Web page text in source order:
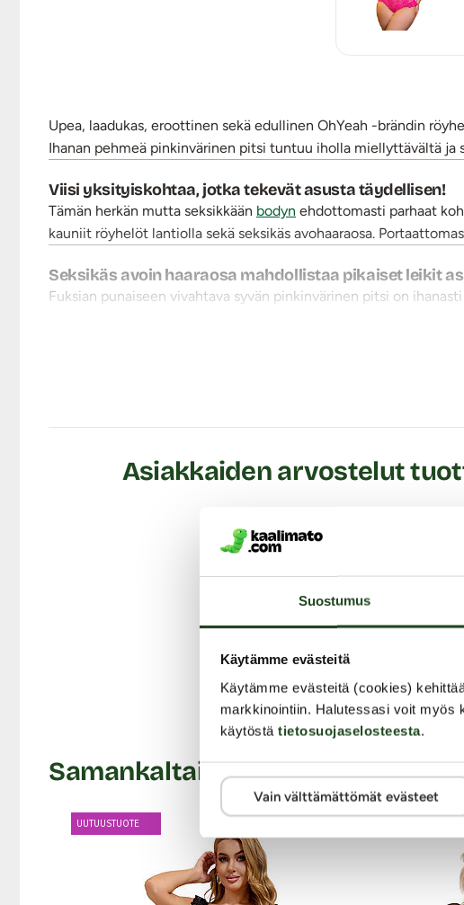
Suostumus
Käytämme evästeitä
Käytämme evästeitä (cookies)
markkinointiin. Halutessasi voit myös
käytöstä tietosuojaselosteesta.
Vain välttämättömät evästeet
Upea, laadukas, eroottinen sekä edullinen OhYeah -brändin
Ihanan pehmeä pinkinvärinen pitsi tuntuu iholla miellyttävältä
Viisi yksityiskohtaa, jotka tekevät asusta täydellisen!
Tämän herkän mutta seksikkään bodyn ehdottomasti parhaat
kauniit röyhelöt lantiolla sekä seksikäs avohaaraosa.
Seksikäs avoin haaraosa mahdollistaa pikaiset leikit
Fuksian punaiseen vivahtava syvän pinkinvärinen pitsi on
alaosan ylöspäin nouseva leikkaus antaa jaloillesi pitemmän
Joustava materiaali antaa anteeksi ja mukautuu eri
Älä anna edullisen hinnan hämätä, sillä OhYeah:in asut ovat
Tuotetiedot:
Koko S: rinnanymp. 86 - 91 cm, vyötärö 66 - 71 cm, lantio 91
Lähetyspaketin koko: 30 x 21 x 8 cm
Lähetyksen paino: ~ 0.5 kg
Asiakkaiden arvostelut
Liity Matoklubiin-
Samankaltaisia tuotteita
-30% UUTUUSTUOTE